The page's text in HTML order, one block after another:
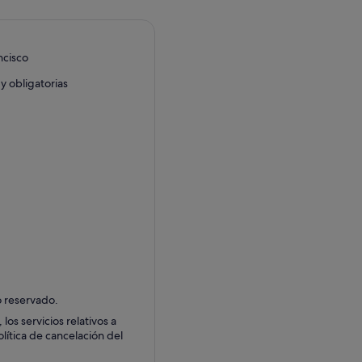
obligatorias
reservado.
servicios relativos a
de cancelación del